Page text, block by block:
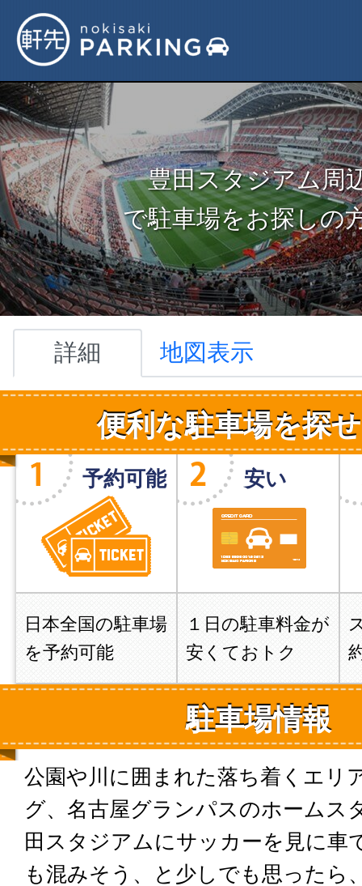
豊田スタジアム周
で駐車場をお探しの
詳細 地図表示
便利な駐車場を探
予約可能
日本全国の駐車場
を予約可能
安い
１日の駐車料金が
安くておトク
駐車場情報
公園や川に囲まれた落ち着くエリ
グ、名古屋グランパスのホームス
田スタジアムにサッカーを見に車
も混みそう、と少しでも思ったら